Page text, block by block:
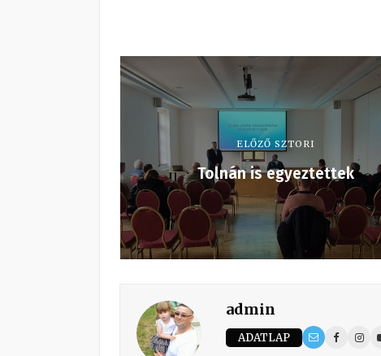
ELŐZŐ SZTORI
Tolnán is egyeztettek
admin
ADATLAP